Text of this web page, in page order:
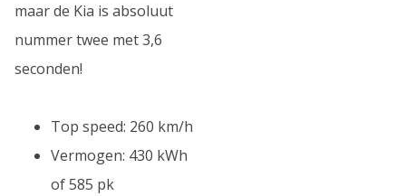
maar de Kia is absoluut
nummer twee met 3,6
seconden!
Top speed: 260 km/h
Vermogen: 430 kWh
of 585 pk